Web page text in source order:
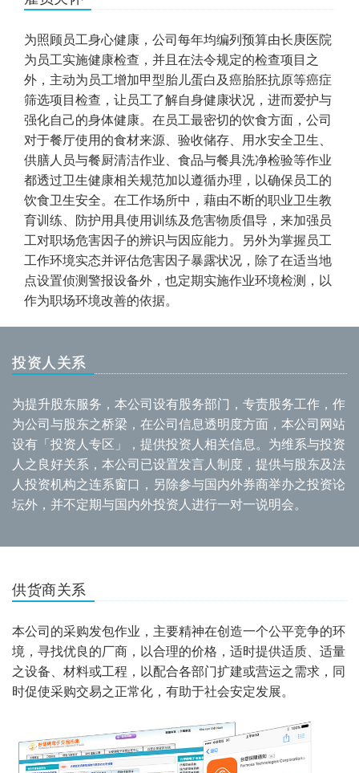
为照顾员工身心健康，公司每年均编列预算由长庚医院
为员工实施健康检查，并且在法令规定的检查项目之
外，主动为员工增加甲型胎儿蛋白及癌胎胚抗原等癌症
筛选项目检查，让员工了解自身健康状况，进而爱护与
强化自己的身体健康。在员工最密切的饮食方面，公司
对于餐厅使用的食材来源、验收储存、用水安全卫生、
供膳人员与餐厨清洁作业、食品与餐具洗净检验等作业
都透过卫生健康相关规范加以遵循办理，以确保员工的
饮食卫生安全。在工作场所中，藉由不断的职业卫生教
育训练、防护用具使用训练及危害物质倡导，来加强员
工对职场危害因子的辨识与因应能力。另外为掌握员工
工作环境实态并评估危害因子暴露状况，除了在适当地
点设置侦测警报设备外，也定期实施作业环境检测，以
作为职场环境改善的依据。
投资人关系
为提升股东服务，本公司设有股务部门，专责股务工作，作
为公司与股东之桥梁，在公司信息透明度方面，本公司网站
设有「投资人专区」，提供投资人相关信息。为维系与投资
人之良好关系，本公司已设置发言人制度，提供与股东及法
人投资机构之连系窗口，另除参与国内外券商举办之投资论
坛外，并不定期与国内外投资人进行一对一说明会。
供货商关系
本公司的采购发包作业，主要精神在创造一个公平竞争的环
境，寻找优良的厂商，以合理的价格，适时提供适质、适量
之设备、材料或工程，以配合各部门扩建或营运之需求，同
时促使采购交易之正常化，有助于社会安定发展。